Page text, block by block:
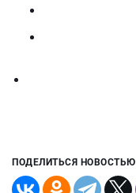
ПОДЕЛИТЬСЯ НОВОСТЬЮ